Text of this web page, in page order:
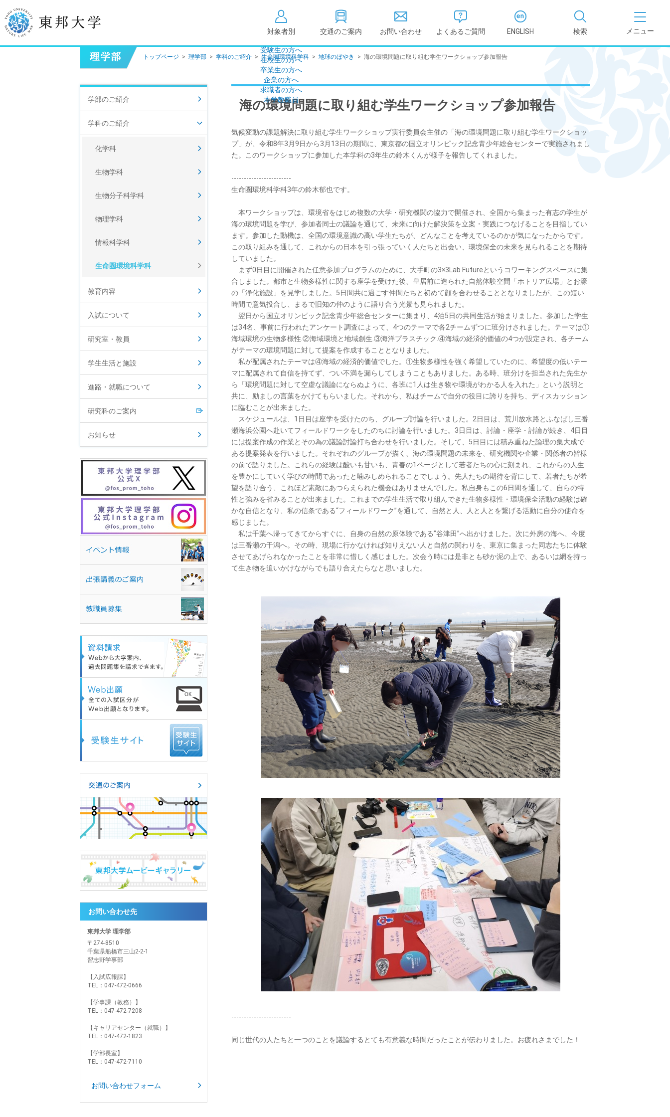
対象者別
受験生の方へ
在校生の方へ
卒業生の方へ
企業の方へ
求職者の方へ
本学教職員
交通のご案内 お問い合わせ よくあるご質問 ENGLISH 検索
学長挨拶
建学の精神/教育の理念
校歌
東邦大学学則・
（教学に関する方針）
大学情報の公開
情報公開
教学に関する情報
点検・評価
社会貢献等
キャンパス敷地建物面
設置計画履行状況報告書
度
各種アンケート結果
医学部
薬学部
看護学部
トップページ > 理学部 > 学科のご紹介 >生命圏環境科学科 > 地球のぼやき > 海の環境問題に取り組む学生ワークショップ参加報告
海の環境問題に取り組む学生ワークショップ参加報告
気候変動の課題解決に取り組む学生ワークショップ実行委員会主催の「海の環境問題に取り組む学生ワークショッ
プ」が、令和8年3月9日から3月13日の期間に、東京都の国立オリンピック記念青少年総合センターで実施されまし
た。このワークショップに参加した本学科の3年生の鈴木くんが様子を報告してくれました。
------------------------
生命圏環境科学科3年の鈴木郁也です。
本ワークショップは、環境省をはじめ複数の大学・研究機関の協力で開催され、全国から集まった有志の学生が
海の環境問題を学び、参加者同士の議論を通じて、未来に向けた解決策を立案・実践につなげることを目指してい
ます。参加した動機は、全国の環境意識の高い学生たちが、どんなことを考えているのかが気になったからです。
この取り組みを通して、これからの日本を引っ張っていく人たちと出会い、環境保全の未来を見られることを期待
していました。
まず0日目に開催された任意参加プログラムのために、大手町の3×3Lab Futureというコワーキングスペースに集
合しました。都市と生物多様性に関する座学を受けた後、皇居前に造られた自然体験空間「ホトリア広場」とお濠
の「浄化施設」を見学しました。5日間共に過ごす仲間たちと初めて顔を合わせることとなりましたが、この短い
時間で意気投合し、まるで旧知の仲のように語り合う光景も見られました。
翌日から国立オリンピック記念青少年総合センターに集まり、4泊5日の共同生活が始まりました。参加した学生
は34名、事前に行われたアンケート調査によって、4つのテーマで各2チームずつに班分けされました。テーマは①
海域環境の生物多様性.②海域環境と地域創生.③海洋プラスチック.④海域の経済的価値の4つが設定され、各チーム
がテーマの環境問題に対して提案を作成することとなりました。
私が配属されたテーマは④海域の経済的価値でした。①生物多様性を強く希望していたのに、希望度の低いテー
マに配属されて自信を持てず、つい不満を漏らしてしまうこともありました。ある時、班分けを担当された先生か
ら「環境問題に対して空虚な議論にならぬように、各班に1人は生き物や環境がわかる人を入れた」という説明と
共に、励ましの言葉をかけてもらいました。それから、私はチームで自分の役目に誇りを持ち、ディスカッション
に臨むことが出来ました。
スケジュールは、1日目は座学を受けたのち、グループ討論を行いました。2日目は、荒川放水路とふなばし三番
瀬海浜公園へ赴いてフィールドワークをしたのちに討論を行いました。3日目は、討論・座学・討論が続き、4日目
には提案作成の作業とその為の議論討論打ち合わせを行いました。そして、5日目には積み重ねた論理の集大成で
ある提案発表を行いました。それぞれのグループが描く、海の環境問題の未来を、研究機関や企業・関係者の皆様
の前で語りました。これらの経験は酸いも甘いも、青春の1ページとして若者たちの心に刻まれ、これからの人生
を豊かにしていく学びの時間であったと噛みしめられることでしょう。先人たちの期待を背にして、若者たちが希
望を語り合う、これほど素敵にあつらえられた機会はありませんでした。私自身もこの6日間を通して、自らの特
性と強みを省みることが出来ました。これまでの学生生活で取り組んできた生物多様性・環境保全活動の経験は確
かな自信となり、私の信条である“フィールドワーク”を通して、自然と人、人と人とを繋げる活動に自分の使命を
感じました。
私は千葉へ帰ってきてからすぐに、自身の自然の原体験である”谷津田”へ出かけました。次に外房の海へ、今度
は三番瀬の干潟へ。その時、現場に行かなければ知りえない人と自然の関わりを、東京に集まった同志たちに体験
させてあげられなかったことを非常に惜しく感じました。次会う時には是非とも砂か泥の上で、あるいは網を持っ
て生き物を追いかけながらでも語り合えたらなと思いました。
------------------------
同じ世代の人たちと一つのことを議論するとても有意義な時間だったことが伝わりました。お疲れさまでした！
学部のご紹介
学科のご紹介
化学科
生物学科
生物分子科学科
物理学科
情報科学科
生命圏環境科学科
教育内容
入試について
研究室・教員
学生生活と施設
進路・就職について
研究科のご案内
お知らせ
お問い合わせ先
東邦大学 理学部
〒274-8510
千葉県船橋市三山2-2-1
習志野学事部
【入試広報課】
TEL：047-472-0666
【学事課（教務）】
TEL：047-472-7208
【キャリアセンター（就職）】
TEL：047-472-1823
【学部長室】
TEL：047-472-7110
お問い合わせフォーム